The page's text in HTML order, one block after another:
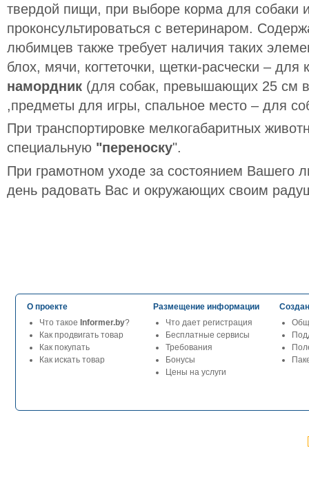
твердой пищи, при выборе корма для собаки
проконсультироваться с ветеринаром.
любимцев также требует наличия таких
блох, мячи, когтеточки, щетки-расчески –
намордник (для собак, превышающих 25 см
,предметы для игры, спальное место – для
При транспортировке мелкогабаритных
специальную "переноску".
При грамотном уходе за состоянием Вашего
день радовать Вас и окружающих своим
О проекте
Что такое Informer.by?
Как продвигать товар
Как покупать
Как искать товар
Размещение информации
Что дает регистрация
Бесплатные сервисы
Требования
Бонусы
Цены на услуги